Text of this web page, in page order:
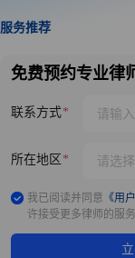
服务推荐
免费预约专业律
联系方式
所在地区
我已阅读并同意 《用
许接受更多律师的服务